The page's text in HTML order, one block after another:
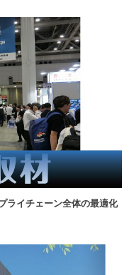
ライチェーン全体の最適化